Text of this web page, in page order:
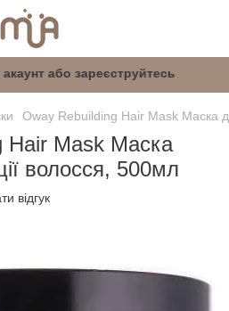
в акаунт або
Oway Rebuilding Hair Mask Маска
Hair Mask Маска
волосся, 500мл
відгук